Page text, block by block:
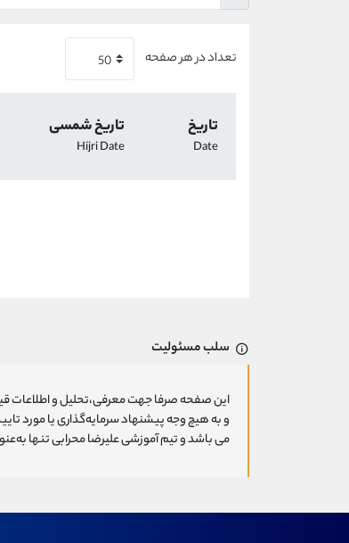
تعداد در هر صفحه
تاریخ
Date
تاریخ شمسی
Hijri Date
سلب مسئولیت
این صفحه صرفا جهت معرفی،تحلیل و اطلاعات
و به هیچ وجه پیشنهاد سرمایه‌گذاری یا مورد
می باشد و تیم آموزشی علیرضا محرابی تنها